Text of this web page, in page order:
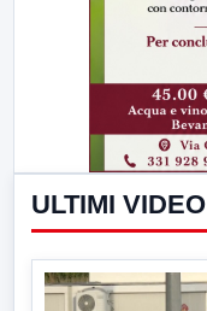
ULTIMI VIDEO